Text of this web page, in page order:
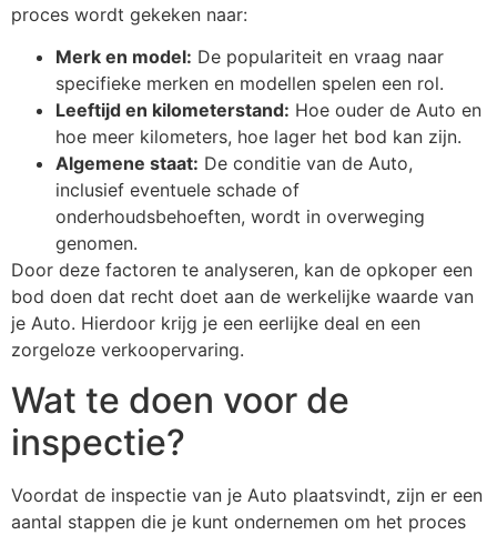
proces wordt gekeken naar:
Merk en model: De populariteit en vraag naar
specifieke merken en modellen spelen een rol.
Leeftijd en kilometerstand: Hoe ouder de Auto en
hoe meer kilometers, hoe lager het bod kan zijn.
Algemene staat: De conditie van de Auto,
inclusief eventuele schade of
onderhoudsbehoeften, wordt in overweging
genomen.
Door deze factoren te analyseren, kan de opkoper een
bod doen dat recht doet aan de werkelijke waarde van
je Auto. Hierdoor krijg je een eerlijke deal en een
zorgeloze verkoopervaring.
Wat te doen voor de
inspectie?
Voordat de inspectie van je Auto plaatsvindt, zijn er een
aantal stappen die je kunt ondernemen om het proces